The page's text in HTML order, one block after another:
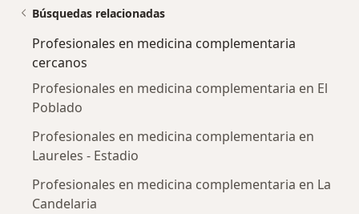
Búsquedas relacionadas
Profesionales en medicina complementaria
cercanos
Profesionales en medicina complementaria en El
Poblado
Profesionales en medicina complementaria en
Laureles - Estadio
Profesionales en medicina complementaria en La
Candelaria